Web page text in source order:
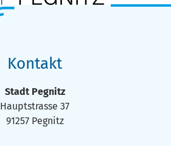
Kontakt
Stadt Pegnitz
Hauptstrasse 37
91257 Pegnitz